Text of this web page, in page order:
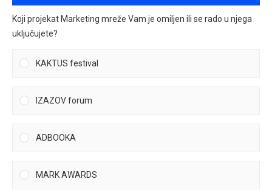
Koji projekat Marketing mreže Vam je omiljen ili se rado u njega
uključujete?
KAKTUS festival
IZAZOV forum
ADBOOKA
MARK AWARDS